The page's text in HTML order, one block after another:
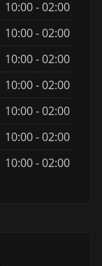
10:00 - 02:00
10:00 - 02:00
10:00 - 02:00
10:00 - 02:00
10:00 - 02:00
10:00 - 02:00
10:00 - 02:00